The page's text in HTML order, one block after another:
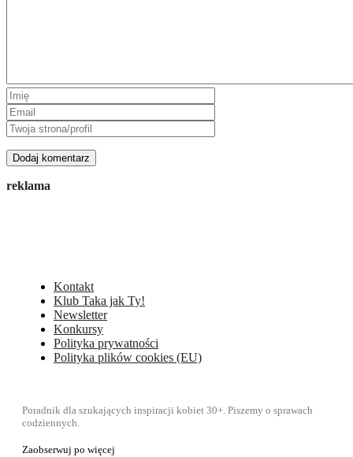
reklama
Kontakt
Klub Taka jak Ty!
Newsletter
Konkursy
Polityka prywatności
Polityka plików cookies (EU)
Poradnik dla szukających inspiracji kobiet 30+. Piszemy o sprawach
codziennych.
Zaobserwuj po więcej